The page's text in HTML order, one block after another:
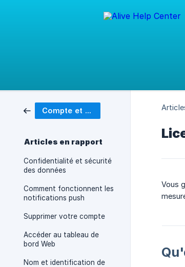
Compte et facturation
Articles en rapport
Confidentialité et sécurité
des données
Comment fonctionnent les
notifications push
Supprimer votre compte
Accéder au tableau de
bord Web
Nom et identification de
Vous